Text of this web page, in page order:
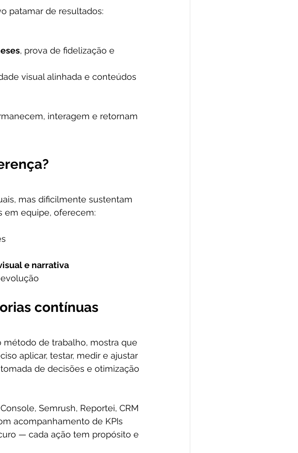
patamar de resultados:
, prova de fidelização e
visual alinhada e conteúdos
interagem e retornam
mas dificilmente sustentam
em equipe, oferecem:
e narrativa
contínuas
método de trabalho, mostra que
aplicar, testar, medir e ajustar
de decisões e otimização
Semrush, Reportei, CRM
acompanhamento de KPIs
— cada ação tem propósito e